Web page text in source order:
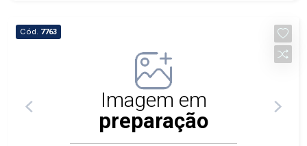
Cód. 7763
Imagem em
preparação